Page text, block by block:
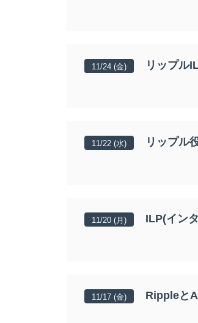
11/24 (金) リップル
11/22 (水) リップル
11/20 (月) ILP(イン
11/17 (金) Rippleと